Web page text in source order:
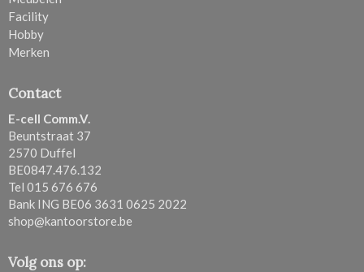
Facility
Hobby
Merken
Volg ons op:
Contact
E-cell Comm.V.
Beuntstraat 37
2570 Duffel
BE0847.476.132
Tel 015 676 676
Bank ING BE06 3631 0625 2022
shop@kantoorstore.be